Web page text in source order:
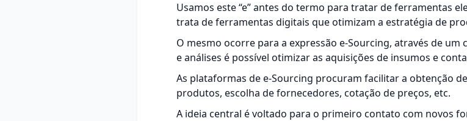
Usamos este “e” antes do termo para tratar deferramentas
trata de ferramentas digitais que otimizam a estratégia de
O mesmo ocorre para a expressão e-Sourcing, através de
e análises é possível otimizar as aquisições de insumos e
As plataformas de e-Sourcing procuram facilitar a obtenção
produtos, escolha de fornecedores, cotação de preços, etc.
A ideia central é voltado para o primeiro contato com novos